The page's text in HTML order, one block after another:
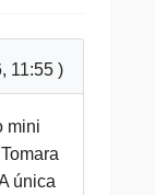
11:55 )
mini
única